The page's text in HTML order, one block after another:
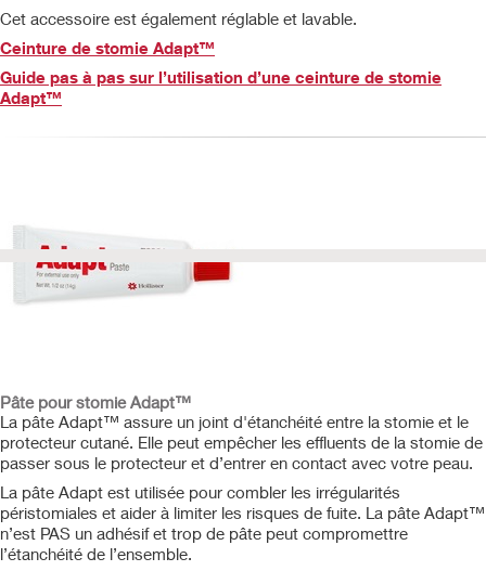
Cet accessoire est également réglable et lavable.
Ceinture de stomie Adapt™
Guide pas à pas sur l’utilisation d’une ceinture de stomie
Adapt™
Pâte pour stomie Adapt™
La pâte Adapt™ assure un joint d'étanchéité entre la stomie et le
protecteur cutané. Elle peut empêcher les effluents de la stomie de
passer sous le protecteur et d’entrer en contact avec votre peau.
La pâte Adapt est utilisée pour combler les irrégularités
péristomiales et aider à limiter les risques de fuite. La pâte Adapt™
n’est PAS un adhésif et trop de pâte peut compromettre
l’étanchéité de l’ensemble.